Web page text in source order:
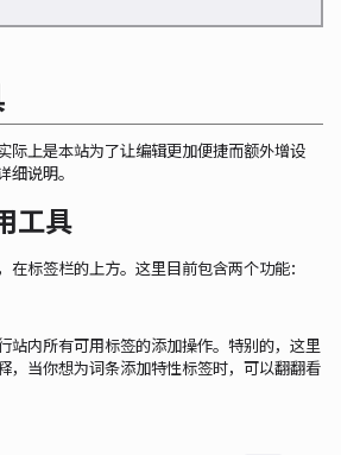
际上是本站为了让编辑更加便捷而额外增设
细说明。
工具
在标签栏的上方。这里目前包含两个功能：
站内所有可用标签的添加操作。特别的，这里
，当你想为词条添加特性标签时，可以翻翻看